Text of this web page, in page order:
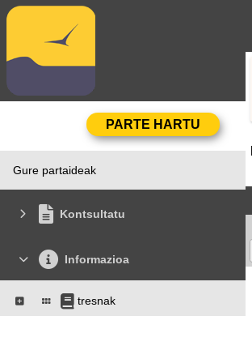
Gure partaideak
Kontsultatu
Informazioa
tresnak